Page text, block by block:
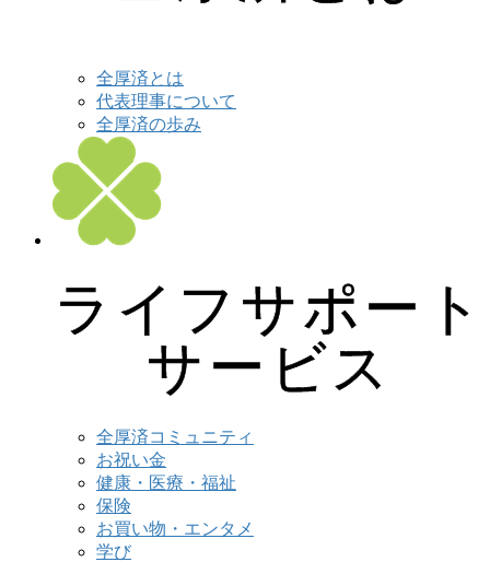
全厚済とは
代表理事について
全厚済の歩み
ライフサポート
サービス
全厚済コミュニティ
お祝い金
健康・医療・福祉
保険
お買い物・エンタメ
学び